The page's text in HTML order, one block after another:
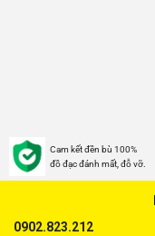
Cam kết đền bù 100%
đồ đạc đánh mất, đỗ vỡ.
0902.823.212